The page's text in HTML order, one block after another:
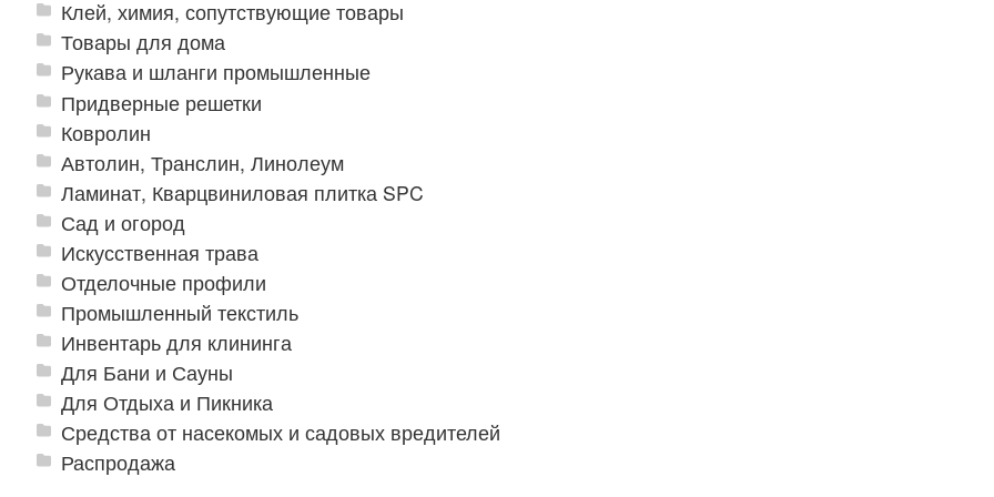
Клей, химия, сопутствующие товары
Товары для дома
Рукава и шланги промышленные
Придверные решетки
Ковролин
Автолин, Транслин, Линолеум
Ламинат, Кварцвиниловая плитка SPC
Сад и огород
Искусственная трава
Отделочные профили
Промышленный текстиль
Инвентарь для клининга
Для Бани и Сауны
Для Отдыха и Пикника
Средства от насекомых и садовых вредителей
Распродажа